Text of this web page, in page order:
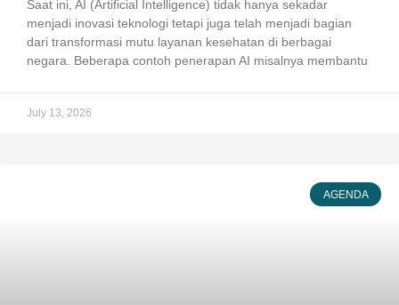
Saat ini, AI (Artificial Intelligence) tidak hanya sekadar
menjadi inovasi teknologi tetapi juga telah menjadi bagian
dari transformasi mutu layanan kesehatan di berbagai
negara. Beberapa contoh penerapan AI misalnya membantu
July 13, 2026
AGENDA